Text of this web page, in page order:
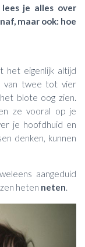
je alles over
maar ook: hoe
het eigenlijk altijd
van twee tot vier
blote oog zien.
ze vooral op je
je hoofdhuid en
denken, kunnen
aangeduid
heten neten.